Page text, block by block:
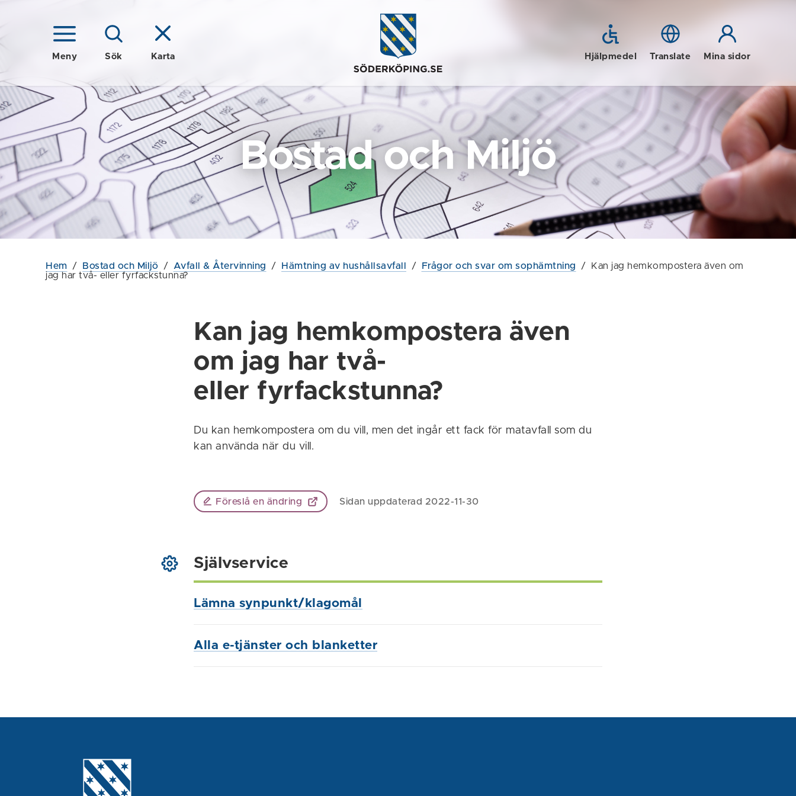
Meny Sök Karta Hjälpmedel Translate Mina sidor
Bostad och Miljö
Hem / Bostad och Miljö / Avfall & Återvinning / Hämtning av hushållsavfall / Frågor och svar om sophämtning /
Kan jag hemkompostera även om
jag har två- eller fyrfackstunna?
Kan jag hemkompostera även
om jag har två-
eller fyrfackstunna?
Du kan hemkompostera om du vill, men det ingår ett fack för matavfall som du
kan använda när du vill.
Föreslå en ändring Sidan uppdaterad 2022-11-30
Självservice
Lämna synpunkt/klagomål
Alla e-tjänster och blanketter